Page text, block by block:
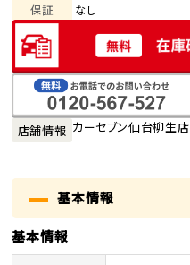
保証
なし
店舗情報 カーセブン仙台柳生店
基本情報
基本情報